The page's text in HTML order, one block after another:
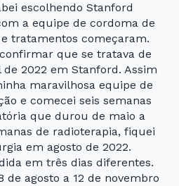
escolhendo Stanford
a equipe de cordoma de
tratamentos começaram.
que se tratava de
2022 em Stanford. Assim
maravilhosa equipe de
e comecei seis semanas
que durou de maio a
de radioterapia, fiquei
em agosto de 2022.
em três dias diferentes.
de agosto a 12 de novembro